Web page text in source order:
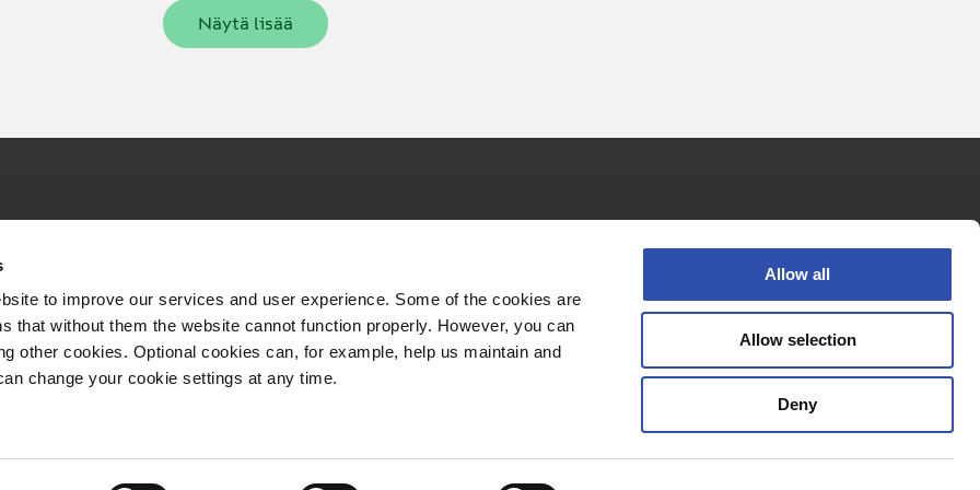
to improve our services and user experience. Some of the cookies are
that without them the website cannot function properly. However, you can
other cookies. Optional cookies can, for example, help us maintain and
change your cookie settings at any time.
Allow all
Allow selection
Deny
Näytä lisää
VR Group
VR (matkustajaliikenne)
Tietosuojaseloste
Evästeseloste
© 2026 VR Logistiikka